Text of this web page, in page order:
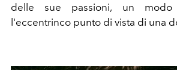
delle sue passioni, un modo
l'eccentrinco punto di vista di una